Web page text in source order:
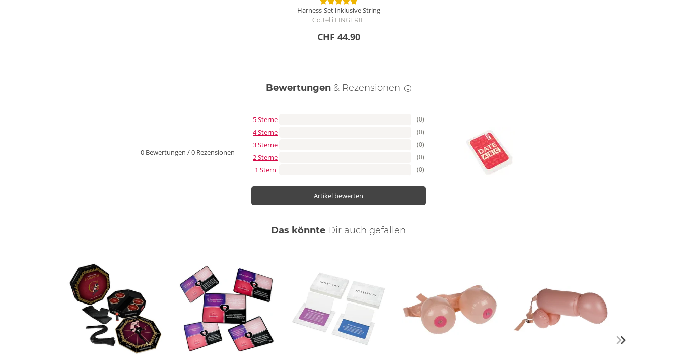
Harness-Set inklusive String
Cottelli LINGERIE
CHF 44.90
Bewertungen & Rezensionen
0 Bewertungen /0 Rezensionen
5 Sterne (0)
4 Sterne (0)
3 Sterne (0)
2 Sterne (0)
1 Stern (0)
Artikel bewerten
Das könnte Dir auch gefallen